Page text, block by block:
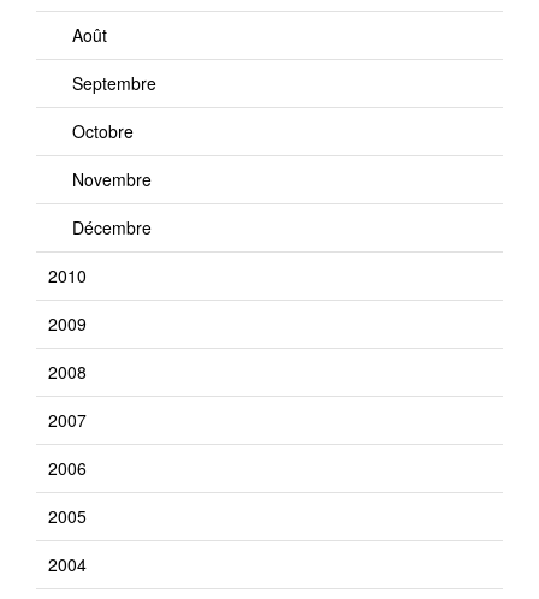
Août
Septembre
Octobre
Novembre
Décembre
2010
2009
2008
2007
2006
2005
2004